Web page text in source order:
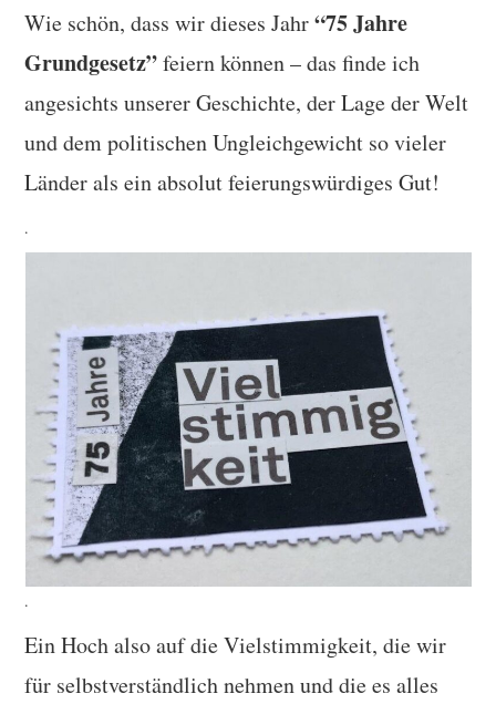
DATENSCHUTZ
Wie schön, dass wir dieses Jahr“75 Jahre
Grundgesetz”feiern können – das finde ich
angesichts unserer Geschichte, der Lage der Welt
und dem politischen Ungleichgewicht so vieler
Länder als ein absolut feierungswürdiges Gut!
.
.
Ein Hoch also auf die Vielstimmigkeit, die wir
für selbstverständlich nehmen und die es alles